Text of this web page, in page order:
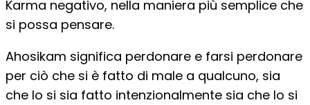
Karma negativo, nella maniera più semplice che
si possa pensare.
Ahosikam significa perdonare e farsi perdonare
per ciò che si è fatto di male a qualcuno, sia
che lo si sia fatto intenzionalmente sia che lo si